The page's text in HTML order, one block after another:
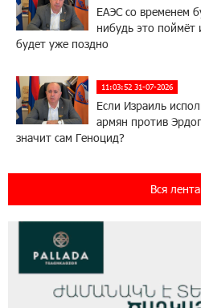
ЕАЭС со временем
нибудь это
будет уже поздно
11:03:52 31-07-2026
Если Израиль
армян против
значит сам Геноцид?
приложении
17:03:49 30-07-2026
Платформа
Вся